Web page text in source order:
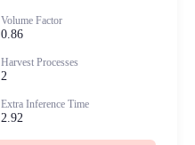
Volume Factor
0.86
Harvest Processes
2
Extra Inference Time
2.92